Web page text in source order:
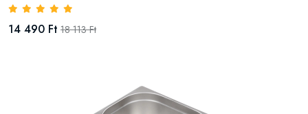
14 490 Ft 18 113 Ft